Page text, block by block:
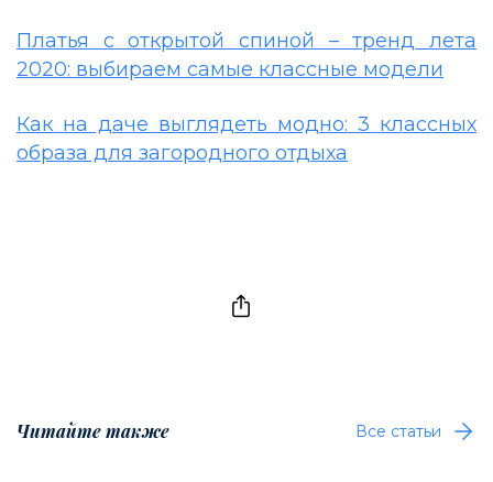
Платья с открытой спиной – тренд лета
2020: выбираем самые классные модели
Как на даче выглядеть модно: 3 классных
образа для загородного отдыха
Читайте также Все статьи